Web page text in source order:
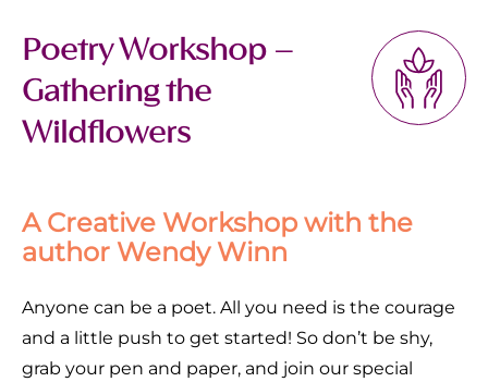
Poetry Workshop –
Gathering the
Wildflowers
A Creative Workshop with the
author Wendy Winn
Anyone can be a poet. All you need is the courage
and a little push to get started! So don’t be shy,
grab your pen and paper, and join our special